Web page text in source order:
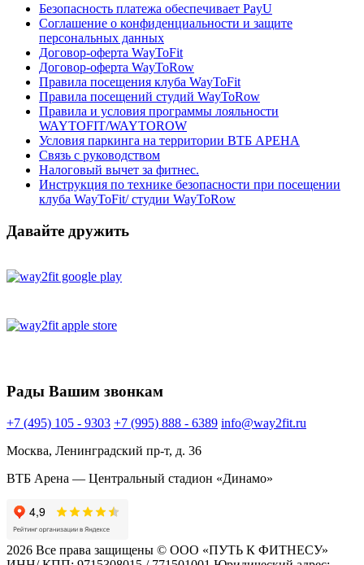
Безопасность платежа обеспечивает PayU
Соглашение о конфиденциальности и защите
персональных данных
Договор-оферта WayToFit
Договор-оферта WayToRow
Правила посещения клуба WayToFit
Правила посещений студий WayToRow
Правила и условия программы лояльности
WAYTOFIT/WAYTOROW
Условия паркинга на территории ВТБ АРЕНА
Связь с руководством
Налоговый вычет за фитнес.
Инструкция по технике безопасности при посещении
клуба WayToFit/ студии WayToRow
Давайте дружить
Рады Вашим звонкам
+7 (495) 105 - 9303 +7 (995) 888 - 6389 info@way2fit.ru
Москва, Ленинградский пр-т, д. 36
ВТБ Арена — Центральный стадион «Динамо»
2026 Все права защищены © ООО «ПУТЬ К ФИТНЕСУ»